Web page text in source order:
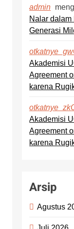
admin
Nalar
Generasi
Akademisi
Agreement
karena
Akademisi
Agreement
karena
Arsip
Agustus